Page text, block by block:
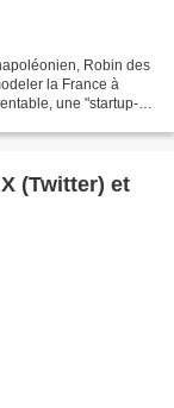
Robin des
la France à
une "startup-